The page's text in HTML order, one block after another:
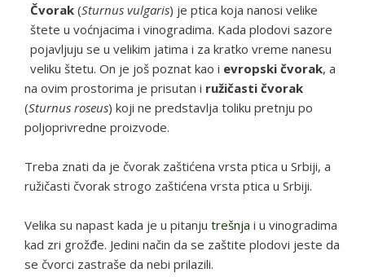
Čvorak (Sturnus vulgaris) je ptica koja nanosi velike
štete u voćnjacima i vinogradima. Kada plodovi sazore
pojavljuju se u velikim jatima i za kratko vreme nanesu
veliku štetu. On je još poznat kao i evropski čvorak, a
na ovim prostorima je prisutan i ružičasti čvorak
(Sturnus roseus) koji ne predstavlja toliku pretnju po
poljoprivredne proizvode.
Treba znati da je čvorak zaštićena vrsta ptica u Srbiji, a
ružičasti čvorak strogo zaštićena vrsta ptica u Srbiji.
Velika su napast kada je u pitanju trešnja i u vinogradima
kad zri grožđe. Jedini način da se zaštite plodovi jeste da
se čvorci zastraše da nebi prilazili.